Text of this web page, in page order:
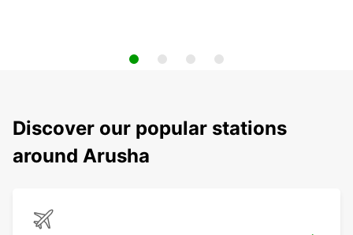
Discover our popular stations
around Arusha